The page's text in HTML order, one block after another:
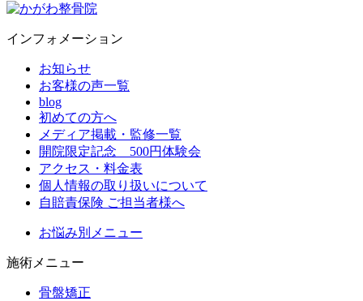
インフォメーション
お知らせ
お客様の声一覧
blog
初めての方へ
メディア掲載・監修一覧
開院限定記念 500円体験会
アクセス・料金表
個人情報の取り扱いについて
自賠責保険 ご担当者様へ
お悩み別メニュー
施術メニュー
骨盤矯正